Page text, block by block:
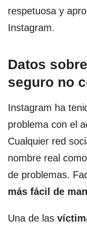
respetuosa y
Instagram.
Datos
seguro no
Instagram ha
problema con el
Cualquier red
nombre real
de problemas.
más fácil de
Una de las